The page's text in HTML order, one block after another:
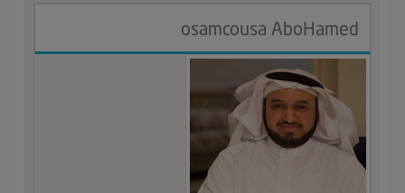
osamcousa AboHamed